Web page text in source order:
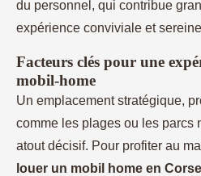
du personnel, qui contribue
expérience conviviale et
Facteurs clés pour une
mobil-home
Un emplacement stratégique,
comme les plages ou les parcs
atout décisif. Pour profiter au
louer un mobil home en Corse